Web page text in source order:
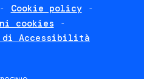
Cookie policy
cookies
di Accessibilità